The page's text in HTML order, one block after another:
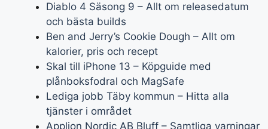
Diablo 4 Säsong 9 – Allt om releasedatum
och bästa builds
Ben and Jerry’s Cookie Dough – Allt om
kalorier, pris och recept
Skal till iPhone 13 – Köpguide med
plånboksfodral och MagSafe
Lediga jobb Täby kommun – Hitta alla
tjänster i området
Applion Nordic AB Bluff – Samtliga varningar